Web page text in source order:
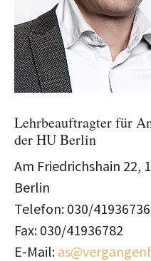
Lehrbeauftragter für
der HU Berlin
Am Friedrichshain 22,
Berlin
Telefon: 030/41936736
Fax: 030/41936782
E-Mail: